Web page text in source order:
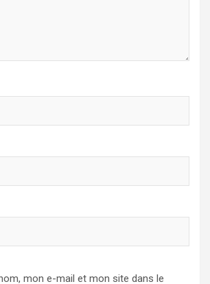
mon e-mail et mon site dans le